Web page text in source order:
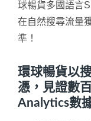
球暢貨多國語言
在自然搜尋流量
準！
環球暢貨以
憑，見證數
Analytics數